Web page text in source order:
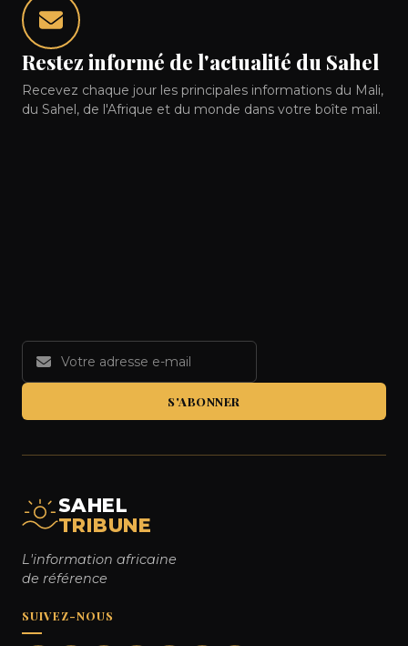
Restez informé de l'actualité du Sahel
Recevez chaque jour les principales informations du Mali,
du Sahel, de l'Afrique et du monde dans votre boîte mail.
S'ABONNER
SAHEL
TRIBUNE
L'information africaine
de référence
SUIVEZ-NOUS